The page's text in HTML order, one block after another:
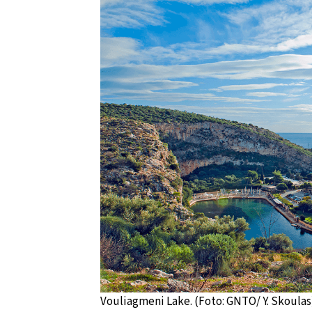
Vouliagmeni Lake. (Foto: GNTO/ Y.